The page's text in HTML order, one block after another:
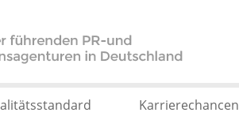
Karrierechancen